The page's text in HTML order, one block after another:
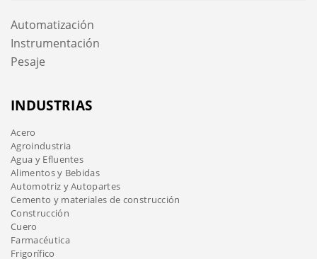
Automatización
Instrumentación
Pesaje
INDUSTRIAS
Acero
Agroindustria
Agua y Efluentes
Alimentos y Bebidas
Automotriz y Autopartes
Cemento y materiales de construcción
Construcción
Cuero
Farmacéutica
Frigorífico